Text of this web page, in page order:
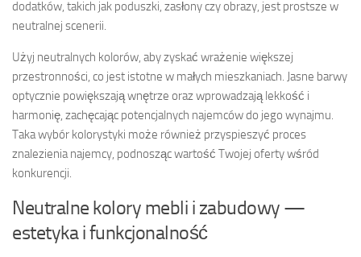
dodatków, takich jak poduszki, zasłony czy obrazy, jest prostsze w
neutralnej scenerii.
Użyj neutralnych kolorów, aby zyskać wrażenie większej
przestronności, co jest istotne w małych mieszkaniach. Jasne barwy
optycznie powiększają wnętrze oraz wprowadzają lekkość i
harmonię, zachęcając potencjalnych najemców do jego wynajmu.
Taka wybór kolorystyki może również przyspieszyć proces
znalezienia najemcy, podnosząc wartość Twojej oferty wśród
konkurencji.
Neutralne kolory mebli i zabudowy —
estetyka i funkcjonalność